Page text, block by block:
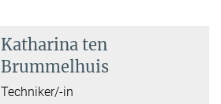
Katharina ten
Brummelhuis
Techniker/-in